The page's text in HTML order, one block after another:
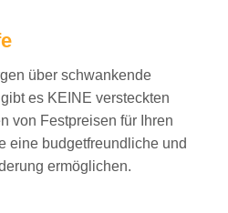
über schwankende
es KEINE versteckten
von Festpreisen für Ihren
eine budgetfreundliche und
ermöglichen.